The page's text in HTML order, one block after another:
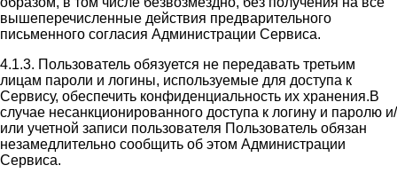
вышеперечисленные действия предварительного
письменного согласия Администрации Сервиса.
4.1.3. Пользователь обязуется не передавать третьим
лицам пароли и логины, используемые для доступа к
Сервису, обеспечить конфиденциальность их хранения.В
случае несанкционированного доступа к логину и паролю и/
или учетной записи пользователя Пользователь обязан
незамедлительно сообщить об этом Администрации
Сервиса.